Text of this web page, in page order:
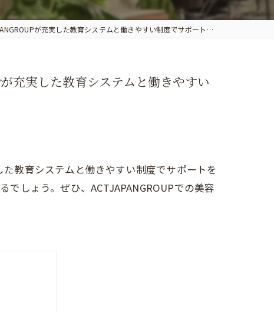
が充実した教育システムと働きやすい制度でサポートします
充実した教育システムと働きやすい
教育システムと働きやすい制度でサポートを
しょう。ぜひ、ACTJAPANGROUPでの美容